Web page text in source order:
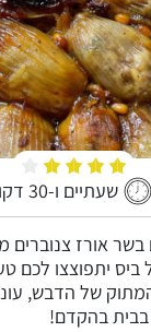
שעתיים ו-30 דקות
אורז
ביס יתפוצצו לכם
של הדבש,
בבית בהקדם!